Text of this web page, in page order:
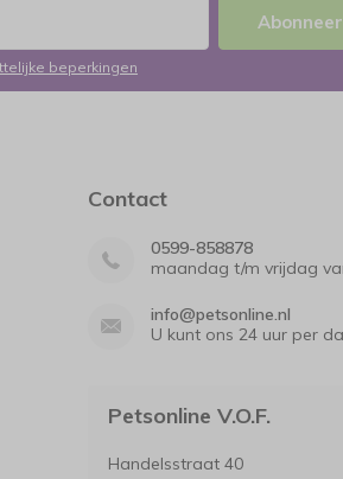
Abonneer
beperkingen
Contact
0599-858878
maandag t/m vrijdag
info@petsonline.nl
U kunt ons 24 uur per
Petsonline V.O.F.
Handelsstraat 40